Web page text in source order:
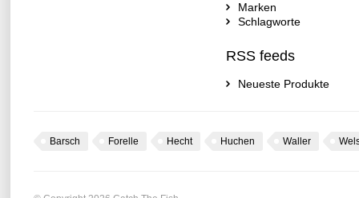
Marken
Schlagworte
RSS feeds
Neueste Produkte
Barsch Forelle Hecht Huchen Waller